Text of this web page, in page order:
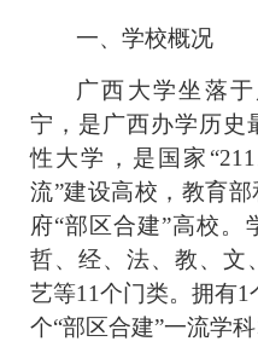
一、学校概况
广西大学坐落
宁，是广西办学历史
性大学，是国家“211
流”建设高校，教育
府“部区合建”高校。
哲、经、法、教、文
艺等11个门类。拥有1
个“部区合建”一流学科